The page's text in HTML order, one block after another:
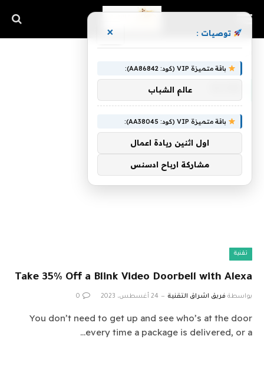
تقنية
Take 35% Off a Blink Video Doorbell with Alexa
بواسطة فريق اشراق التقنية 24 أغسطس، 2023 0
You don’t need to get up and see who’s at the door
every time a package is delivered, or a…
توصيات : ×
باقة متميزة VIP (كود: AA86842):
عالم الشباب
باقة متميزة VIP (كود: AA38045):
اول اثنين ريادة اعمال
مشاركة ارباح ادسنس